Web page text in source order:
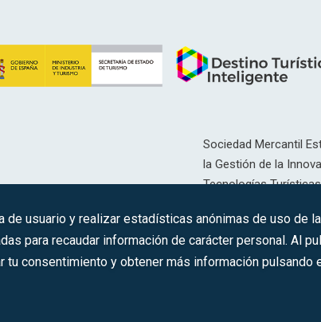
Sociedad Mercantil
la Gestión de la
Tecnologías
Inscrita en el R.M. de
12593, Se. 8, F. 129, H.
C.I.F.: A-81/874.984
usuario y realizar estadísticas anónimas de uso de
para recaudar información de carácter personal. Al
consentimiento y obtener más información pulsando